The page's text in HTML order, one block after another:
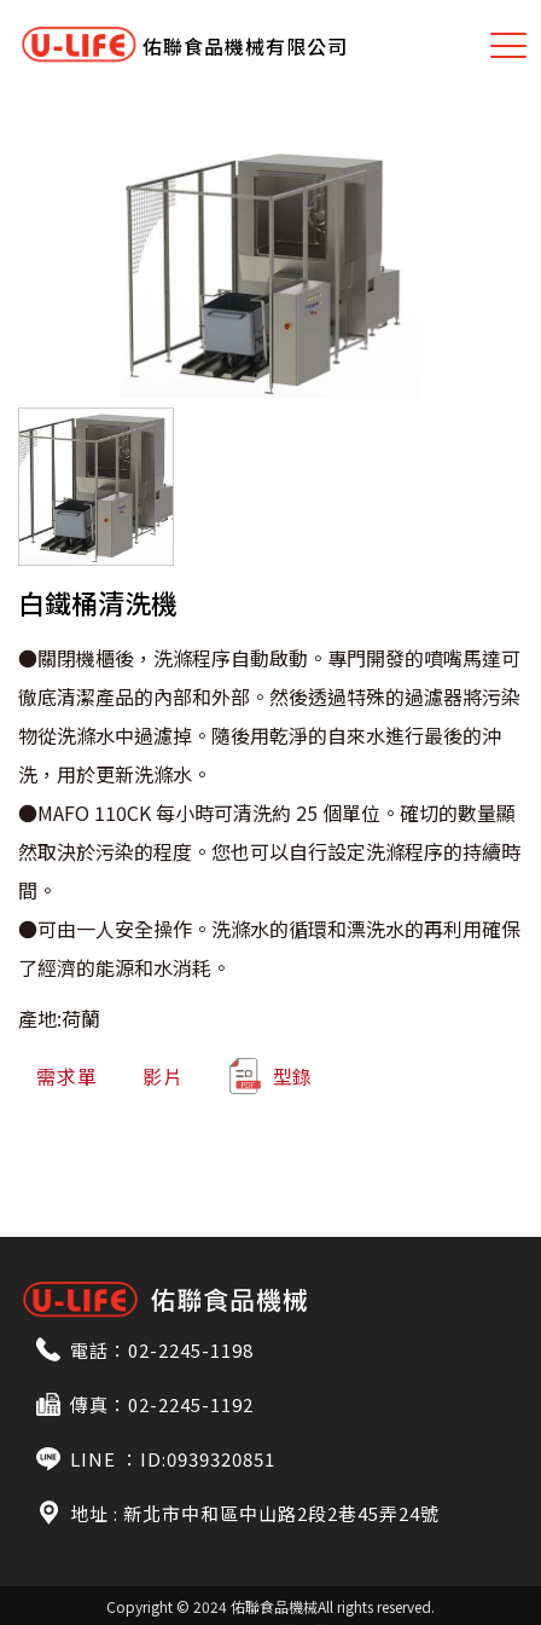
佑聯食品機械有限公司
白鐵桶清洗機
●關閉機櫃後，洗滌程序自動啟動。專門開發的噴嘴馬達可
徹底清潔產品的內部和外部。然後透過特殊的過濾器將污染
物從洗滌水中過濾掉。隨後用乾淨的自來水進行最後的沖
洗，用於更新洗滌水。
●MAFO 110CK 每小時可清洗約 25 個單位。確切的數量顯
然取決於污染的程度。您也可以自行設定洗滌程序的持續時
間。
●可由一人安全操作。洗滌水的循環和漂洗水的再利用確保
了經濟的能源和水消耗。
產地:荷蘭
需求單 影片 型錄
電話： 02-2245-1198
傳真：02-2245-1192
LINE ： ID:0939320851
地址 : 新北市中和區中山路2段2巷45弄24號
Copyright © 2024 佑聯食品機械All rights reserved.